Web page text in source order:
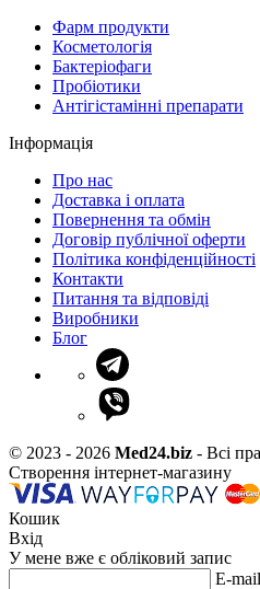
Фарм продукти
Косметологія
Бактеріофаги
Пробіотики
Антігістамінні препарати
Інформація
Про нас
Доставка і оплата
Повернення та обмін
Договір публічної оферти
Політика конфіденційності
Контакти
Питання та відповіді
Виробники
Блог
© 2023 - 2026 Med24.biz - Всі
Створення інтернет-магазину
Кошик
Вхід
У мене вже є обліковий запис
E-mail